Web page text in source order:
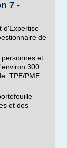
7 -
d'Expertise
de
personnes et
300
TPE/PME
et des